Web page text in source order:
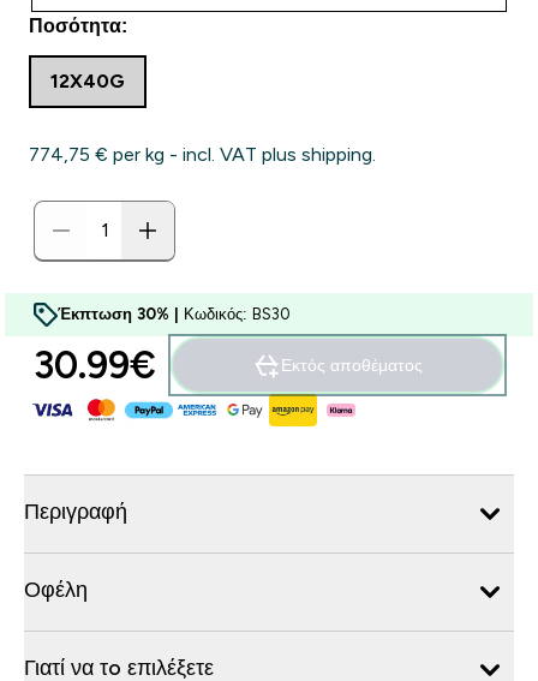
Ποσότητα:
12X40G
774,75 €‎ per kg - incl. VAT plus shipping.
Έκπτωση 30% | Κωδικός: BS30
30.99€‎ Εκτός αποθέματος
Περιγραφή
Οφέλη
Γιατί να τo επιλέξετε